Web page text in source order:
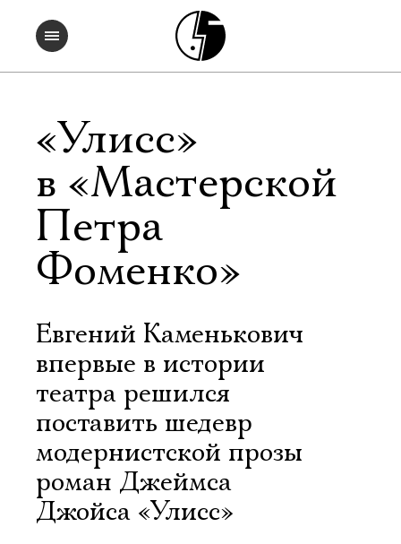
«Улисс»
в «Мастерской
Петра
Фоменко»
Евгений Каменькович
впервые в истории
театра решился
поставить шедевр
модернистской прозы 
роман Джеймса
Джойса «Улисс»